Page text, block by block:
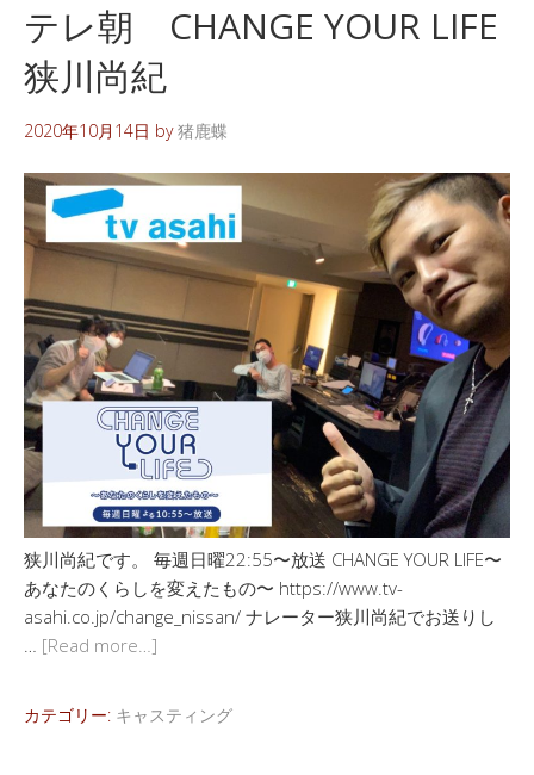
テレ朝 CHANGE YOUR LIFE
狭川尚紀
2020年10月14日 by猪鹿蝶
狭川尚紀です。 毎週日曜22:55〜放送 CHANGE YOUR LIFE〜
あなたのくらしを変えたもの〜 https://www.tv-
asahi.co.jp/change_nissan/ ナレーター狭川尚紀でお送りし
… [Read more…]
カテゴリー: キャスティング